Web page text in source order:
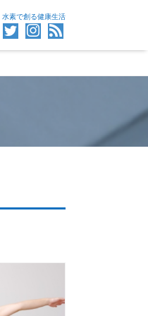
水素で創る健康生活